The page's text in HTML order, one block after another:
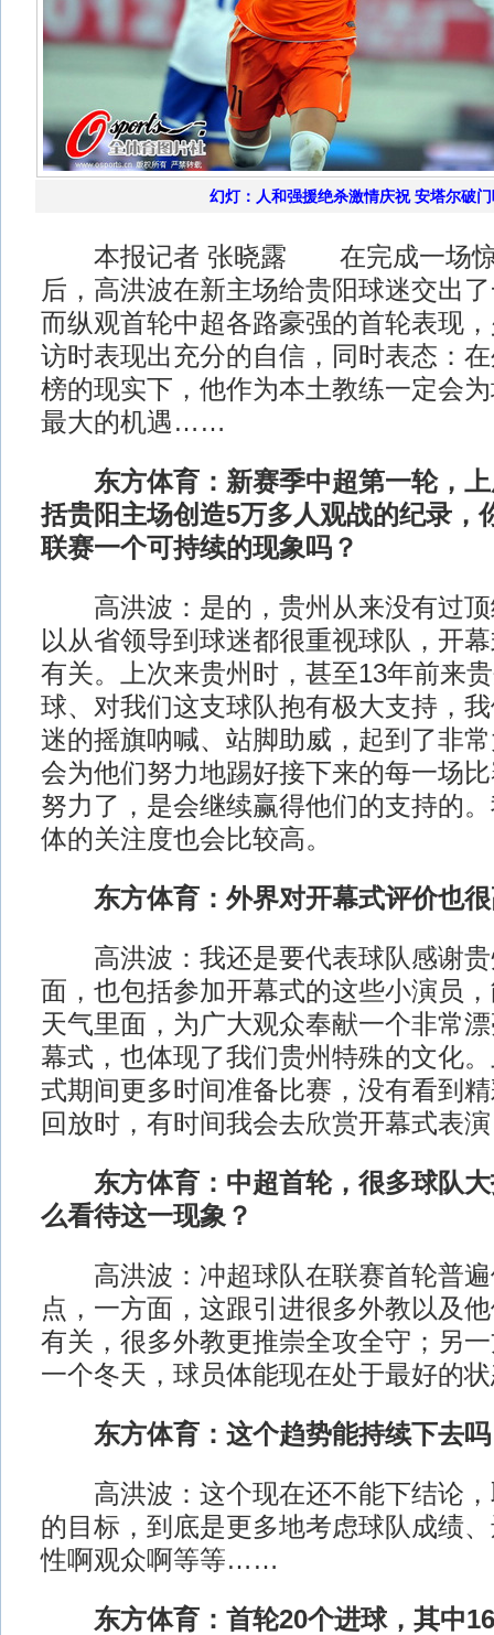
幻灯：人和强援绝杀激情庆祝 安塔尔破
本报记者 张晓露 在完成一场惊
后，高洪波在新主场给贵阳球迷交出
而纵观首轮中超各路豪强的首轮表现
访时表现出充分的自信，同时表态：
榜的现实下，他作为本土教练一定会
最大的机遇……
东方体育：新赛季中超第一轮，上
括贵阳主场创造5万多人观战的纪录，
联赛一个可持续的现象吗？
高洪波：是的，贵州从来没有过顶
以从省领导到球迷都很重视球队，开
有关。上次来贵州时，甚至13年前来
球、对我们这支球队抱有极大支持，
迷的摇旗呐喊、站脚助威，起到了非
会为他们努力地踢好接下来的每一场
努力了，是会继续赢得他们的支持的
体的关注度也会比较高。
东方体育：外界对开幕式评价也很
高洪波：我还是要代表球队感谢贵
面，也包括参加开幕式的这些小演员
天气里面，为广大观众奉献一个非常
幕式，也体现了我们贵州特殊的文化
式期间更多时间准备比赛，没有看到
回放时，有时间我会去欣赏开幕式表
东方体育：中超首轮，很多球队大
么看待这一现象？
高洪波：冲超球队在联赛首轮普遍
点，一方面，这跟引进很多外教以及
有关，很多外教更推崇全攻全守；另
一个冬天，球员体能现在处于最好的
东方体育：这个趋势能持续下去吗
高洪波：这个现在还不能下结论，
的目标，到底是更多地考虑球队成绩
性啊观众啊等等……
东方体育：首轮20个进球，其中16